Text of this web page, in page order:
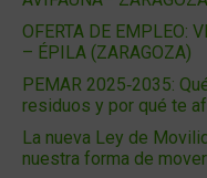
OFERTA DE EMPLEO:
– ÉPILA (ZARAGOZA)
PEMAR 2025‑2035:
residuos y por qué te
La nueva Ley de
nuestra forma de